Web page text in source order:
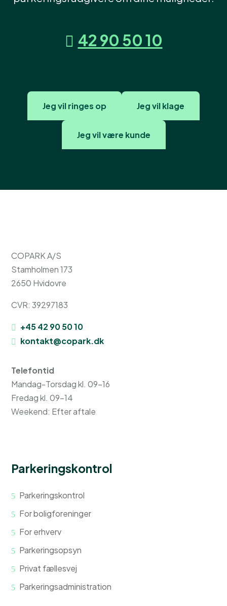
42 90 50 10
Jeg vil ringes op Jeg vil klage
Jeg vil være kunde
COPARK A/S
Stamholmen 173
2650 Hvidovre
CVR: 39297183
+45 42 90 50 10
kontakt@copark.dk
Telefontid
Mandag-Torsdag kl. 09-16
Fredag kl. 09-14
Weekend: Efter aftale
Parkeringskontrol
Parkeringskontrol
For boligforeninger
For erhverv
Parkeringsopsyn
Privat fællesvej
Parkeringsadministration